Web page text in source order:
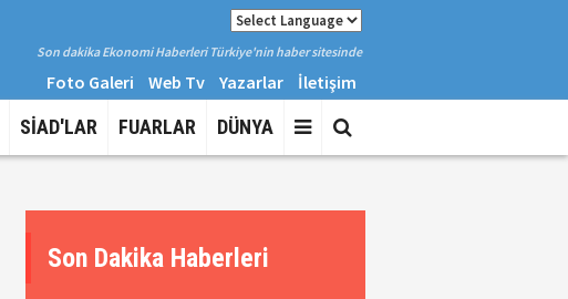
Son dakika Ekonomi Haberleri Türkiye'nin haber sitesinde
Foto Galeri Web Tv Yazarlar İletişim
SİAD'LAR FUARLAR DÜNYA
Son Dakika Haberleri